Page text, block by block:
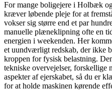
For mange boligejere i Holbæk
kræver løbende pleje for at
vokser sig større end et par
manuelle plæneklipning ofte en
energien i weekenden. Her
et uundværligt redskab, der ikke
kroppen for fysisk belastning.
tekniske overvejelser, forskellige
aspekter af ejerskabet, så du er
for at holde maskinen kørende